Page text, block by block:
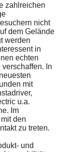
zahlreichen
nicht
dem Gelände
werden
in
echten
In
mit
u.a.
Im
den
zu treten.
und